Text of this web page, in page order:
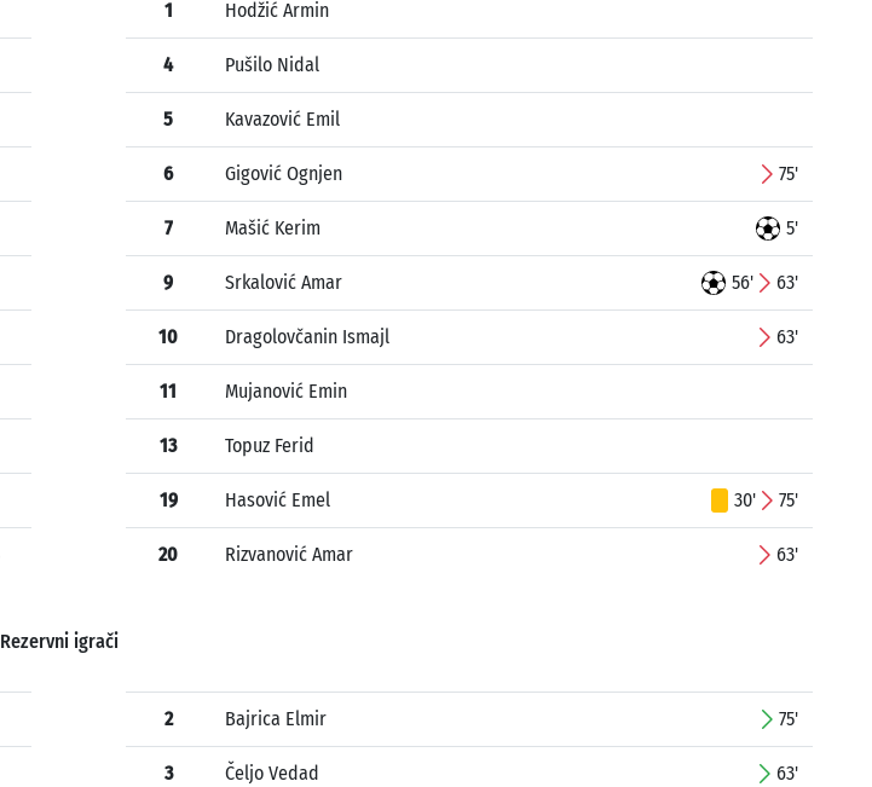
1 Hodžić Armin
4 Pušilo Nidal
5 Kavazović Emil
6 Gigović Ognjen 75'
7 Mašić Kerim 5'
9 Srkalović Amar 56' 63'
10 Dragolovčanin Ismajl 63'
11 Mujanović Emin
13 Topuz Ferid
19 Hasović Emel 30' 75'
20 Rizvanović Amar 63'
Rezervni igrači
2 Bajrica Elmir 75'
3 Čeljo Vedad 63'